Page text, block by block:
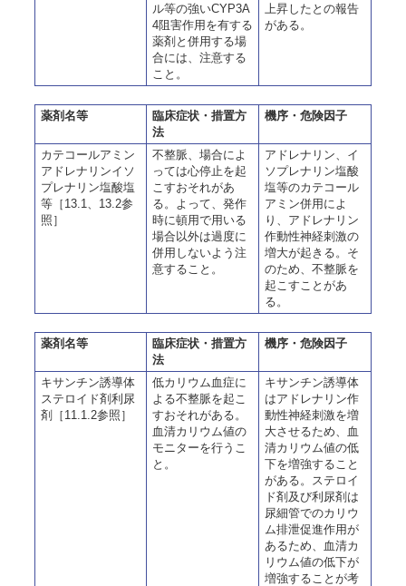
ル等の強いCYP3A
4阻害作用を有する
薬剤と併用する場
合には、注意する
こと。
上昇したとの報告
がある。
薬剤名等
臨床症状・措置方
法
機序・危険因子
カテコールアミン
アドレナリンイソ
プレナリン塩酸塩
等［13.1、13.2参
照］
不整脈、場合によ
っては心停止を起
こすおそれがあ
る。よって、発作
時に頓用で用いる
場合以外は過度に
併用しないよう注
意すること。
アドレナリン、イ
ソプレナリン塩酸
塩等のカテコール
アミン併用によ
り、アドレナリン
作動性神経刺激の
増大が起きる。そ
のため、不整脈を
起こすことがあ
る。
薬剤名等
臨床症状・措置方
法
機序・危険因子
キサンチン誘導体
ステロイド剤利尿
剤［11.1.2参照］
低カリウム血症に
よる不整脈を起こ
すおそれがある。
血清カリウム値の
モニターを行うこ
と。
キサンチン誘導体
はアドレナリン作
動性神経刺激を増
大させるため、血
清カリウム値の低
下を増強すること
がある。ステロイ
ド剤及び利尿剤は
尿細管でのカリウ
ム排泄促進作用が
あるため、血清カ
リウム値の低下が
増強することが考